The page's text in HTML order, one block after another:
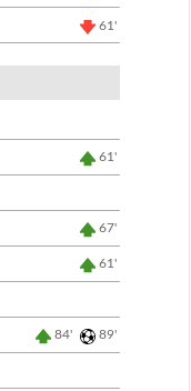
61'
61'
67'
61'
84' 89'